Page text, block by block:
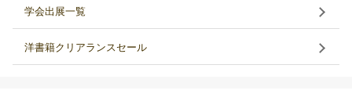
学会出展一覧
洋書籍クリアランスセール